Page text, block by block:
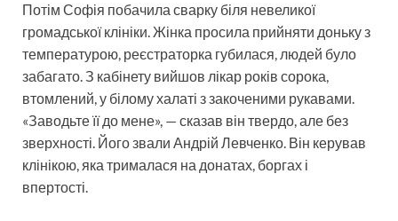
Потім Софія побачила сварку біля невеликої
громадської клініки. Жінка просила прийняти доньку з
температурою, реєстраторка губилася, людей було
забагато. З кабінету вийшов лікар років сорока,
втомлений, у білому халаті з закоченими рукавами.
«Заводьте її до мене», — сказав він твердо, але без
зверхності. Його звали Андрій Левченко. Він керував
клінікою, яка трималася на донатах, боргах і
впертості.